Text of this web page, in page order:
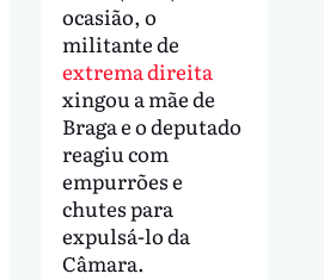
ocasião, o
militante de
extrema direita
xingou a mãe de
Braga e o deputado
reagiu com
empurrões e
chutes para
expulsá-lo da
Câmara.